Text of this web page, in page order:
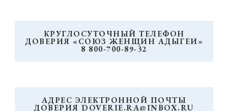
КРУГЛОСУТОЧНЫЙ ТЕЛЕФОН
ДОВЕРИЯ «СОЮЗ ЖЕНЩИН АДЫГЕИ»
8 800-700-89-32
АДРЕС ЭЛЕКТРОННОЙ ПОЧТЫ
ДОВЕРИЯ DOVERIE.RA@INBOX.RU